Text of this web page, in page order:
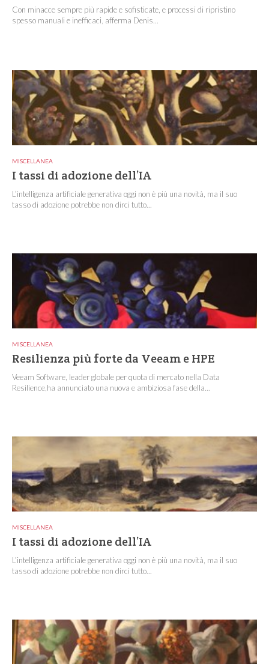
Con minacce sempre più rapide e sofisticate, e processi di ripristino
spesso manuali e inefficaci, afferma Denis...
MISCELLANEA
I tassi di adozione dell’IA
L’intelligenza artificiale generativa oggi non è più una novità, ma il suo
tasso di adozione potrebbe non dirci tutto...
MISCELLANEA
Resilienza più forte da Veeam e HPE
Veeam Software, leader globale per quota di mercato nella Data
Resilience,ha annunciato una nuova e ambiziosa fase della...
MISCELLANEA
I tassi di adozione dell’IA
L’intelligenza artificiale generativa oggi non è più una novità, ma il suo
tasso di adozione potrebbe non dirci tutto...